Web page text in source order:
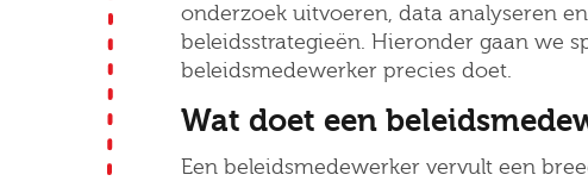
onderzoek uitvoeren, data analyseren
beleidsstrategieën. Hieronder gaan we
beleidsmedewerker precies doet.
Wat doet een
Een beleidsmedewerker vervult een